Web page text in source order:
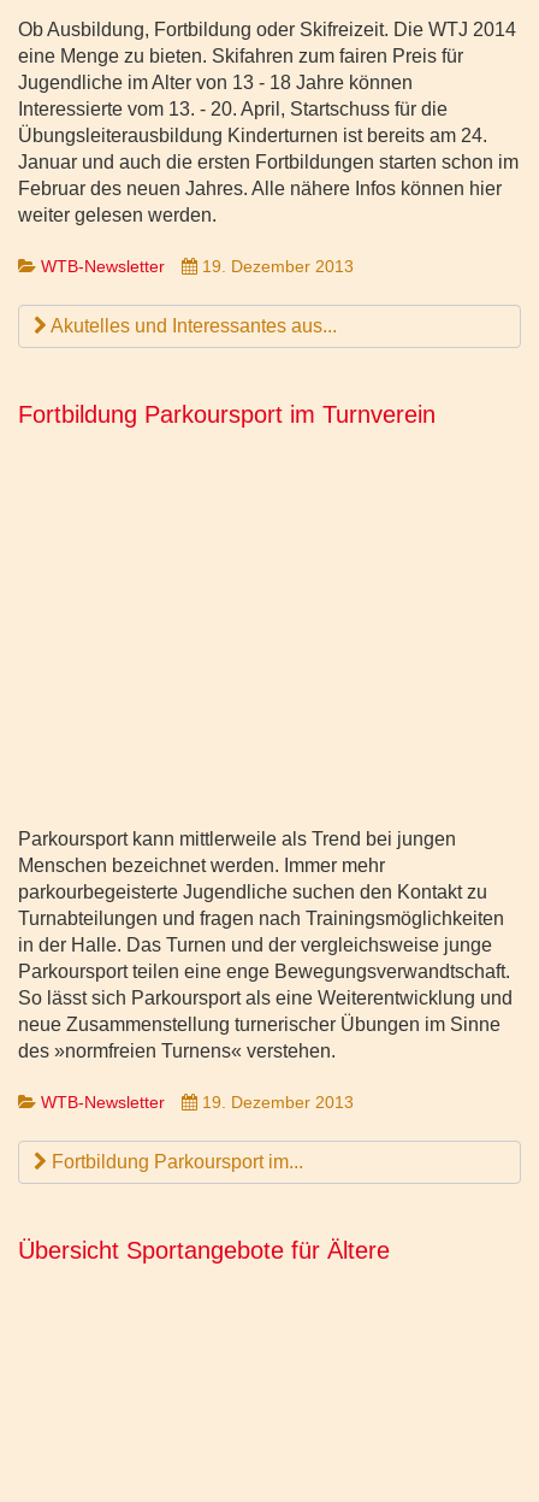
Ob Ausbildung, Fortbildung oder Skifreizeit. Die WTJ 2014
eine Menge zu bieten. Skifahren zum fairen Preis für
Jugendliche im Alter von 13 - 18 Jahre können
Interessierte vom 13. - 20. April, Startschuss für die
Übungsleiterausbildung Kinderturnen ist bereits am 24.
Januar und auch die ersten Fortbildungen starten schon im
Februar des neuen Jahres. Alle nähere Infos können hier
weiter gelesen werden.
WTB-Newsletter 19. Dezember 2013
Akutelles und Interessantes aus...
Fortbildung Parkoursport im Turnverein
Parkoursport kann mittlerweile als Trend bei jungen
Menschen bezeichnet werden. Immer mehr
parkourbegeisterte Jugendliche suchen den Kontakt zu
Turnabteilungen und fragen nach Trainingsmöglichkeiten
in der Halle. Das Turnen und der vergleichsweise junge
Parkoursport teilen eine enge Bewegungsverwandtschaft.
So lässt sich Parkoursport als eine Weiterentwicklung und
neue Zusammenstellung turnerischer Übungen im Sinne
des »normfreien Turnens« verstehen.
WTB-Newsletter 19. Dezember 2013
Fortbildung Parkoursport im...
Übersicht Sportangebote für Ältere